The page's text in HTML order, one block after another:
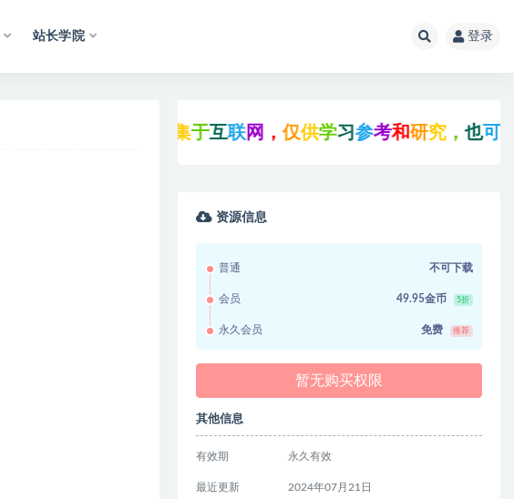
站长学院 登录
网，仅供学 习参考和研究，也可能存在未
资源信息
普通 不可下载
会员 49.95金币 5折
永久会员 免费 推荐
暂无购买权限
其他信息
有效期 永久有效
最近更新 2024年07月21日